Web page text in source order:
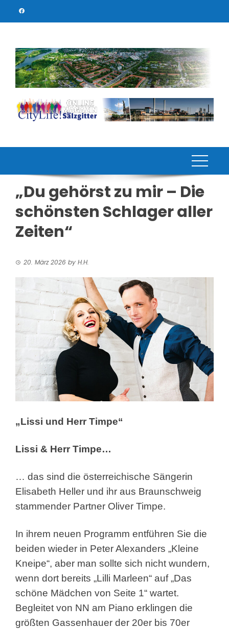
„Du gehörst zu mir – Die
schönsten Schlager aller
Zeiten“
20. März 2026 by H.H.
„Lissi und Herr Timpe“
Lissi & Herr Timpe…
… das sind die österreichische Sängerin
Elisabeth Heller und ihr aus Braunschweig
stammender Partner Oliver Timpe.
In ihrem neuen Programm entführen Sie die
beiden wieder in Peter Alexanders „Kleine
Kneipe“, aber man sollte sich nicht wundern,
wenn dort bereits „Lilli Marleen“ auf „Das
schöne Mädchen von Seite 1“ wartet.
Begleitet von NN am Piano erklingen die
größten Gassenhauer der 20er bis 70er